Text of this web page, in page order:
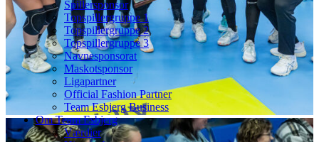
Spillersponsor
Topspillergruppe 1
Topspillergruppe 2
Topspillergruppe 3
Navnesponsorat
Maskotsponsor
Ligapartner
Official Fashion Partner
Team Esbjerg Business
Om Team Esbjerg
Værdier